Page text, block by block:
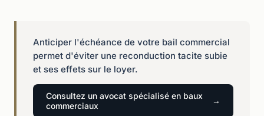
Anticiper l'échéance de votre bail commercial
permet d'éviter une reconduction tacite subie
et ses effets sur le loyer.
Consultez un avocat spécialisé en baux
commerciaux